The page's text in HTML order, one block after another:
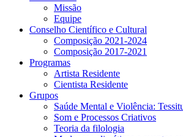
Missão
Equipe
Conselho Científico e Cultural
Composição 2021-2024
Composição 2017-2021
Programas
Artista Residente
Cientista Residente
Grupos
Saúde Mental e Violência:
Som e Processos Criativos
Teoria da filologia